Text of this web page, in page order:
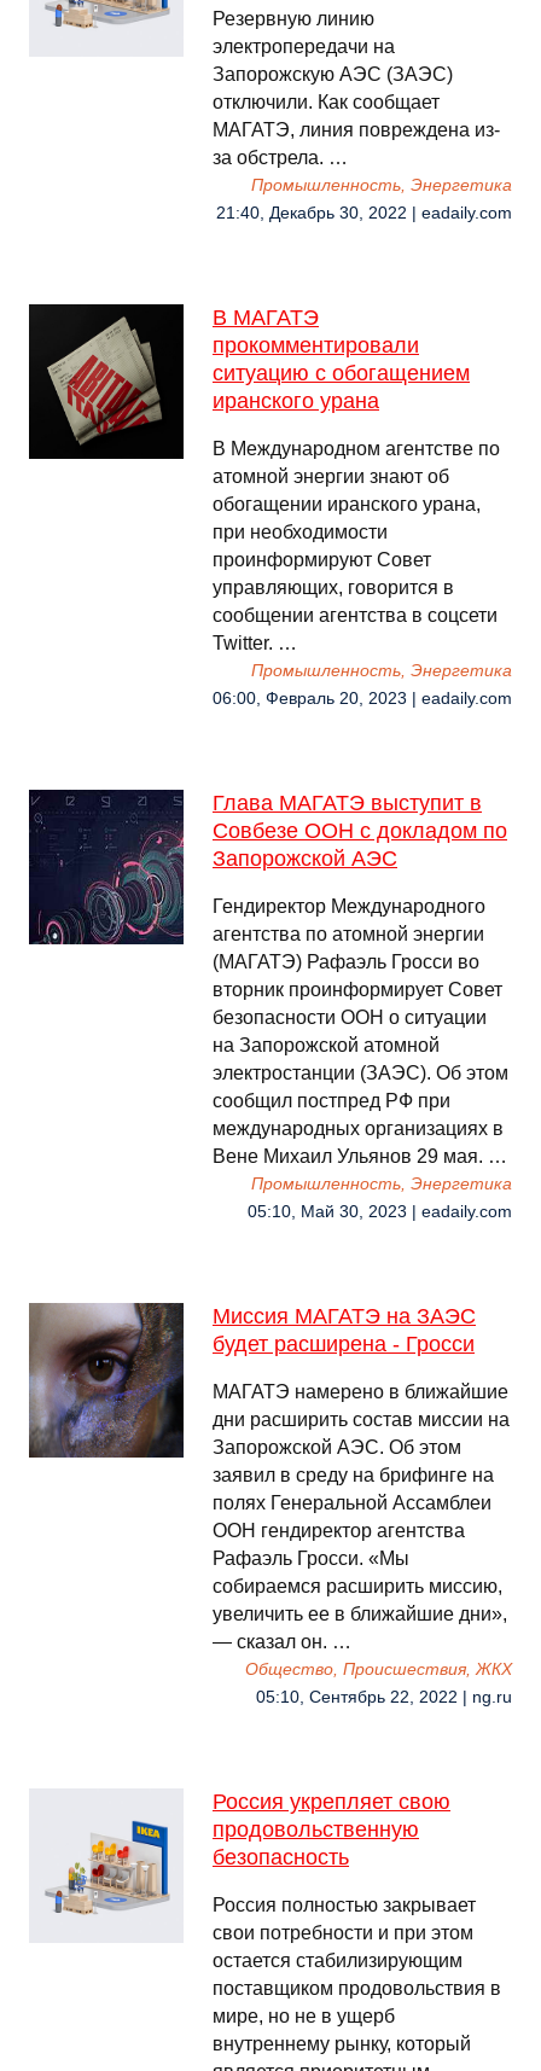
Резервную линию
электропередачи на
Запорожскую АЭС (ЗАЭС)
отключили. Как сообщает
МАГАТЭ, линия повреждена из-
за обстрела. …
Промышленность, Энергетика
21:40, Декабрь 30, 2022 | eadaily.com
В МАГАТЭ
прокомментировали
ситуацию с обогащением
иранского урана
В Международном агентстве по
атомной энергии знают об
обогащении иранского урана,
при необходимости
проинформируют Совет
управляющих, говорится в
сообщении агентства в соцсети
Twitter. …
Промышленность, Энергетика
06:00, Февраль 20, 2023 | eadaily.com
Глава МАГАТЭ выступит в
Совбезе ООН с докладом по
Запорожской АЭС
Гендиректор Международного
агентства по атомной энергии
(МАГАТЭ) Рафаэль Гросси во
вторник проинформирует Совет
безопасности ООН о ситуации
на Запорожской атомной
электростанции (ЗАЭС). Об этом
сообщил постпред РФ при
международных организациях в
Вене Михаил Ульянов 29 мая. …
Промышленность, Энергетика
05:10, Май 30, 2023 | eadaily.com
Миссия МАГАТЭ на ЗАЭС
будет расширена - Гросси
МАГАТЭ намерено в ближайшие
дни расширить состав миссии на
Запорожской АЭС. Об этом
заявил в среду на брифинге на
полях Генеральной Ассамблеи
ООН гендиректор агентства
Рафаэль Гросси. «Мы
собираемся расширить миссию,
увеличить ее в ближайшие дни»,
— сказал он. …
Общество, Происшествия, ЖКХ
05:10, Сентябрь 22, 2022 | ng.ru
Россия укрепляет свою
продовольственную
безопасность
Россия полностью закрывает
свои потребности и при этом
остается стабилизирующим
поставщиком продовольствия в
мире, но не в ущерб
внутреннему рынку, который